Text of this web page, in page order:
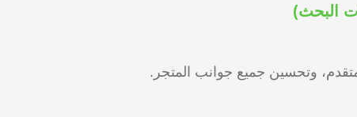
وتحسين جميع جوانب المتجر.